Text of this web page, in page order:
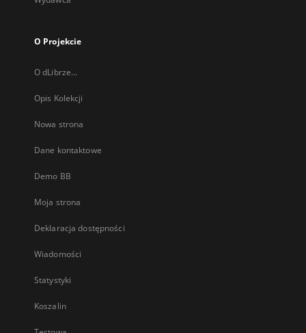
O Projekcie
O dLibrze...
Opis Kolekcji
Nowa strona
Dane kontaktowe
Demo BB
Moja strona
Deklaracja dostępności
Wiadomości
Statystyki
Koszalin